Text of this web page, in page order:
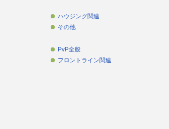
ハウジング関連
その他
PvP全般
フロントライン関連